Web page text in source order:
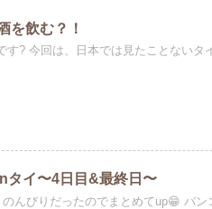
を飲む？！
? 今回は、日本では見たことないタ
タイ〜4日目&最終日〜
んびりだったのでまとめてup😁 バン